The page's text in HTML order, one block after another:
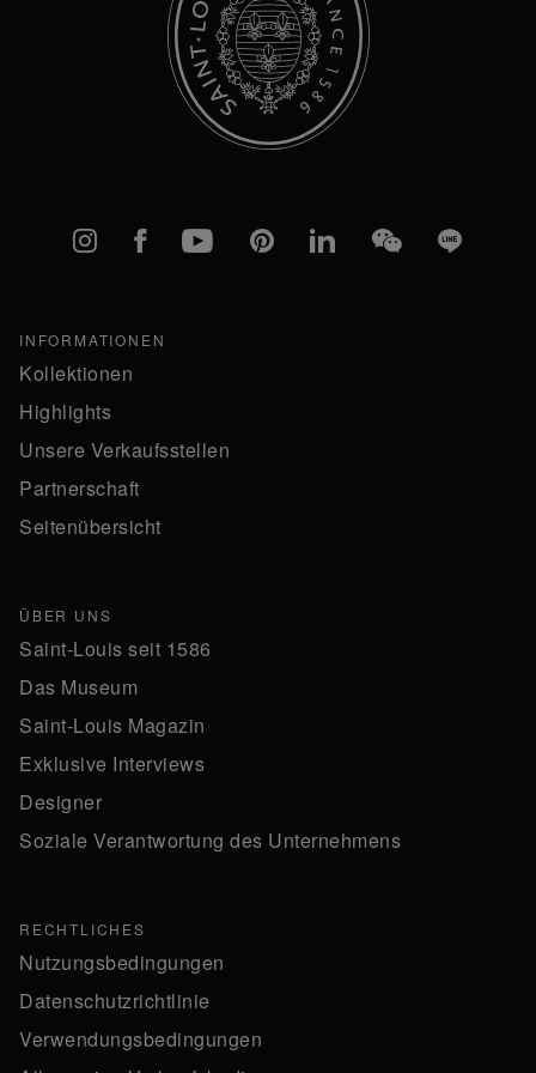
Instagram
FacebookYouTubePinterestlinkedInWeChatLine
INFORMATIONEN
Kollektionen
Highlights
Unsere Verkaufsstellen
Partnerschaft
Seitenübersicht
ÜBER UNS
Saint-Louis seit 1586
Das Museum
Saint-Louis Magazin
Exklusive Interviews
Designer
Soziale Verantwortung des Unternehmens
RECHTLICHES
Nutzungsbedingungen
Datenschutzrichtlinie
Verwendungsbedingungen